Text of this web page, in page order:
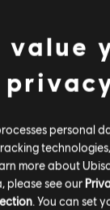
value
personal
more about
please see our
. You can set